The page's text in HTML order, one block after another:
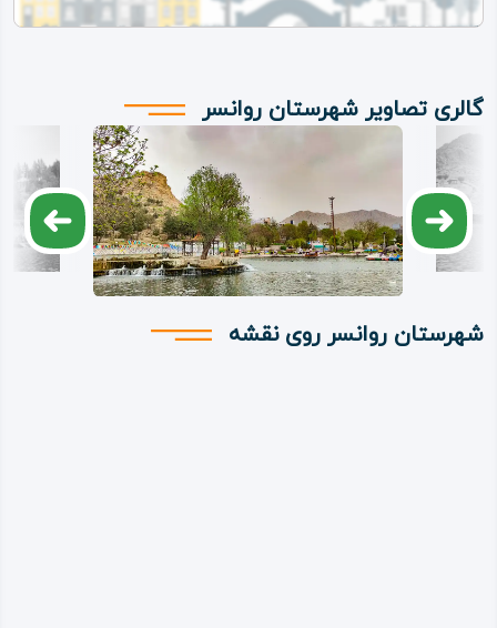
گالری تصاویر شهرستان روانسر
شهرستان روانسر روی نقشه